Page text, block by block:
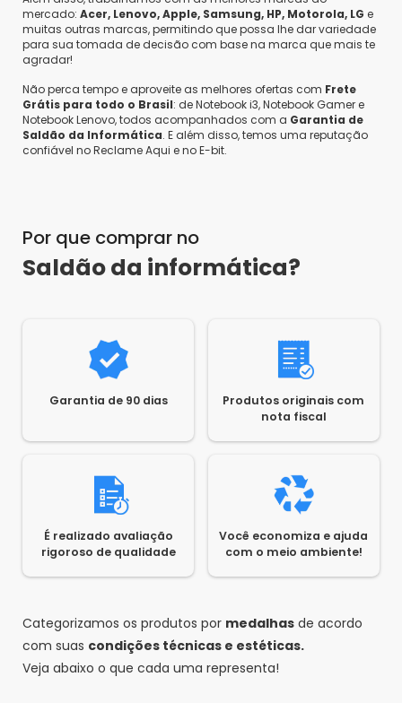
mercado: Acer, Lenovo, Apple, Samsung, HP, Motorola, LG e
muitas outras marcas, permitindo que possa lhe dar variedade
para sua tomada de decisão com base na marca que mais te
agradar!
Não perca tempo e aproveite as melhores ofertas com Frete
Grátis para todo o Brasil: de Notebook i3, Notebook Gamer e
Notebook Lenovo, todos acompanhados com a Garantia de
Saldão da Informática. E além disso, temos uma reputação
confiável no Reclame Aqui e no E-bit.
Por que comprar no
Saldão da informática?
Garantia de 90 dias
Produtos originais com
nota fiscal
É realizado avaliação
rigoroso de qualidade
Você economiza e ajuda
com o meio ambiente!
Categorizamos os produtos por medalhas de acordo
com suas condições técnicas e estéticas.
Veja abaixo o que cada uma representa!